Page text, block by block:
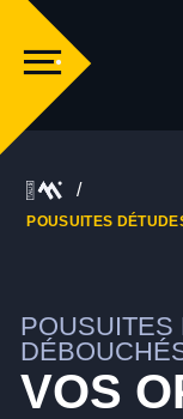
POUSUITES
POUSUITES
VOS